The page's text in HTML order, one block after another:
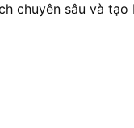
chuyên sâu và